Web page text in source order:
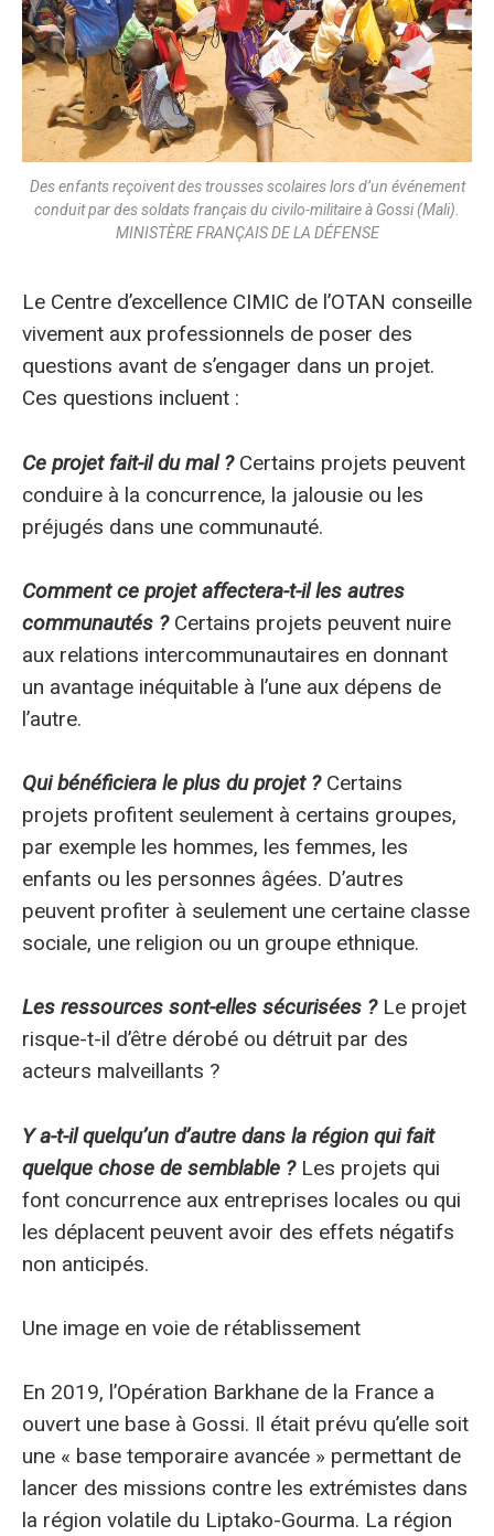
Des enfants reçoivent des trousses scolaires lors d’un événement
conduit par des soldats français du civilo-militaire à Gossi (Mali).
MINISTÈRE FRANÇAIS DE LA DÉFENSE
Le Centre d’excellence CIMIC de l’OTAN conseille
vivement aux professionnels de poser des
questions avant de s’engager dans un projet.
Ces questions incluent :
Ce projet fait-il du mal ?Certains projets peuvent
conduire à la concurrence, la jalousie ou les
préjugés dans une communauté.
Comment ce projet affectera-t-il les autres
communautés ?Certains projets peuvent nuire
aux relations intercommunautaires en donnant
un avantage inéquitable à l’une aux dépens de
l’autre.
Qui bénéficiera le plus du projet ?Certains
projets profitent seulement à certains groupes,
par exemple les hommes, les femmes, les
enfants ou les personnes âgées. D’autres
peuvent profiter à seulement une certaine classe
sociale, une religion ou un groupe ethnique.
Les ressources sont-elles sécurisées ?Le projet
risque-t-il d’être dérobé ou détruit par des
acteurs malveillants ?
Y a-t-il quelqu’un d’autre dans la région qui fait
quelque chose de semblable ?Les projets qui
font concurrence aux entreprises locales ou qui
les déplacent peuvent avoir des effets négatifs
non anticipés.
Une image en voie de rétablissement
En 2019, l’Opération Barkhane de la France a
ouvert une base à Gossi. Il était prévu qu’elle soit
une « base temporaire avancée » permettant de
lancer des missions contre les extrémistes dans
la région volatile du Liptako-Gourma. La région